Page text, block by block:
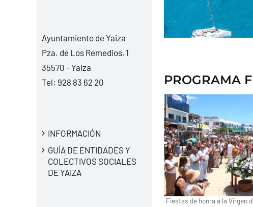
Ayuntamiento de Yaiza
Pza. de Los Remedios, 1
35570 - Yaiza
Tel: 928 83 62 20
INFORMACIÓN
GUÍA DE ENTIDADES Y
COLECTIVOS SOCIALES
DE YAIZA
PROGRAMA
Fiestas de honra a la Virgen